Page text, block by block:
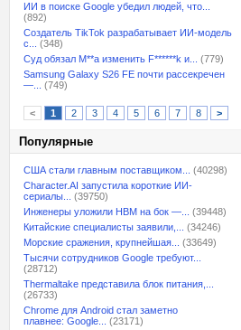
ИИ в поиске Google убедил людей, что...
(892)
Создатель TikTok разрабатывает ИИ-модель
с...
(348)
Суд обязал M**a изменить F******k и...
(779)
Samsung Galaxy S26 FE почти рассекречен
—...
(749)
< 1 2 3 4 5 6 7 8 >
Популярные
США стали главным поставщиком...
(40298)
Character.AI запустила короткие ИИ-
сериалы...
(39750)
Инженеры уложили HBM на бок —...
(39448)
Китайские специалисты заявили,...
(34246)
Морские сражения, крупнейшая...
(33649)
Тысячи сотрудников Google требуют...
(28712)
Thermaltake представила блок питания,...
(26733)
Chrome для Android стал заметно
плавнее: Google...
(23171)